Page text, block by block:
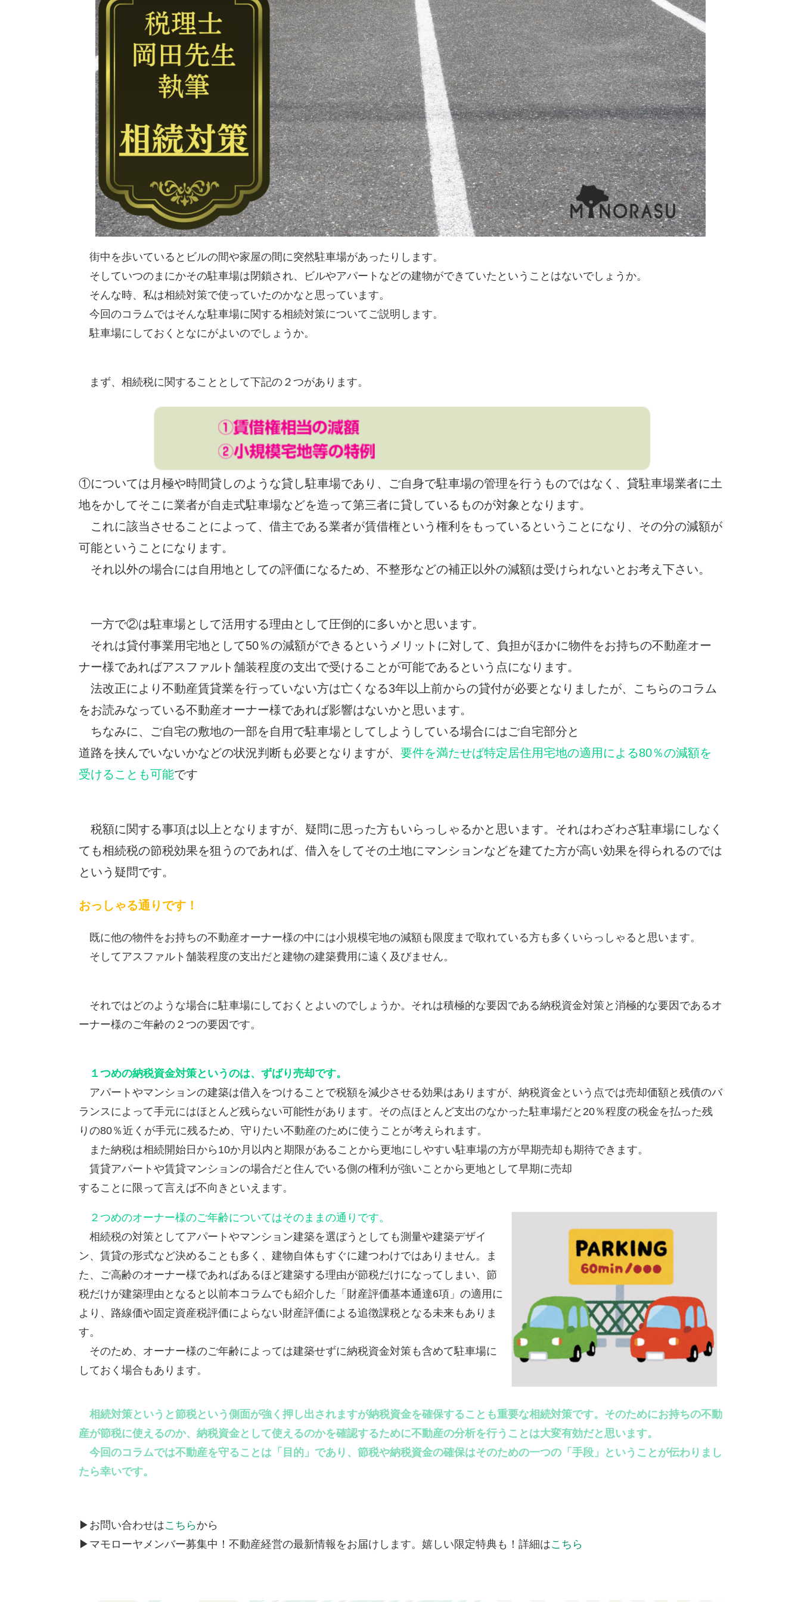
街中を歩いているとビルの間や家屋の間に突然駐車場があったりします。
そしていつのまにかその駐車場は閉鎖され、ビルやアパートなどの建物ができていたということはないでしょうか。
そんな時、私は相続対策で使っていたのかなと思っています。
今回のコラムではそんな駐車場に関する相続対策についてご説明します。
駐車場にしておくとなにがよいのでしょうか。
まず、相続税に関することとして下記の２つがあります。
①については月極や時間貸しのような貸し駐車場であり、ご自身で駐車場の管理を行うものではなく、貸駐車場業者に土
地をかしてそこに業者が自走式駐車場などを造って第三者に貸しているものが対象となります。
これに該当させることによって、借主である業者が賃借権という権利をもっているということになり、その分の減額が
可能ということになります。
それ以外の場合には自用地としての評価になるため、不整形などの補正以外の減額は受けられないとお考え下さい。
一方で②は駐車場として活用する理由として圧倒的に多いかと思います。
それは貸付事業用宅地として50％の減額ができるというメリットに対して、負担がほかに物件をお持ちの不動産オー
ナー様であればアスファルト舗装程度の支出で受けることが可能であるという点になります。
法改正により不動産賃貸業を行っていない方は亡くなる3年以上前からの貸付が必要となりましたが、こちらのコラム
をお読みなっている不動産オーナー様であれば影響はないかと思います。
ちなみに、ご自宅の敷地の一部を自用で駐車場としてしようしている場合にはご自宅部分と
道路を挟んでいないかなどの状況判断も必要となりますが、 要件を満たせば特定居住用宅地の適用による80％の減額を
受けることも可能です
税額に関する事項は以上となりますが、疑問に思った方もいらっしゃるかと思います。それはわざわざ駐車場にしなく
ても相続税の節税効果を狙うのであれば、借入をしてその土地にマンションなどを建てた方が高い効果を得られるのでは
という疑問です。
おっしゃる通りです！
既に他の物件をお持ちの不動産オーナー様の中には小規模宅地の減額も限度まで取れている方も多くいらっしゃると思います。
そしてアスファルト舗装程度の支出だと建物の建築費用に遠く及びません。
それではどのような場合に駐車場にしておくとよいのでしょうか。それは積極的な要因である納税資金対策と消極的な要因であるオ
ーナー様のご年齢の２つの要因です。
１つめの納税資金対策というのは、ずばり売却です。
アパートやマンションの建築は借入をつけることで税額を減少させる効果はありますが、納税資金という点では売却価額と残債のバ
ランスによって手元にはほとんど残らない可能性があります。その点ほとんど支出のなかった駐車場だと20％程度の税金を払った残
りの80％近くが手元に残るため、守りたい不動産のために使うことが考えられます。
また納税は相続開始日から10か月以内と期限があることから更地にしやすい駐車場の方が早期売却も期待できます。
賃貸アパートや賃貸マンションの場合だと住んでいる側の権利が強いことから更地として早期に売却
することに限って言えば不向きといえます。
２つめのオーナー様のご年齢についてはそのままの通りです。
相続税の対策としてアパートやマンション建築を選ぼうとしても測量や建築デザイ
ン、賃貸の形式など決めることも多く、建物自体もすぐに建つわけではありません。ま
た、ご高齢のオーナー様であればあるほど建築する理由が節税だけになってしまい、節
税だけが建築理由となると以前本コラムでも紹介した「財産評価基本通達6項」の適用に
より、路線価や固定資産税評価によらない財産評価による追徴課税となる未来もありま
す。
そのため、オーナー様のご年齢によっては建築せずに納税資金対策も含めて駐車場に
しておく場合もあります。
相続対策というと節税という側面が強く押し出されますが納税資金を確保することも重要な相続対策です。そのためにお持ちの不動
産が節税に使えるのか、納税資金として使えるのかを確認するために不動産の分析を行うことは大変有効だと思います。
今回のコラムでは不動産を守ることは「目的」であり、節税や納税資金の確保はそのための一つの「手段」ということが伝わりまし
たら幸いです。
▶お問い合わせはこちらから
▶マモローヤメンバー募集中！不動産経営の最新情報をお届けします。嬉しい限定特典も！詳細はこちら